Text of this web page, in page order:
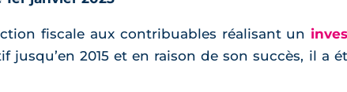
fiscale aux contribuables réalisant un
2015 et en raison de son succès, il a